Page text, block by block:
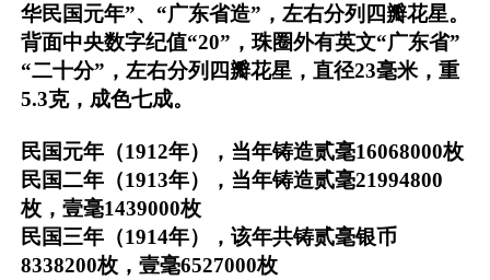
华民国元年”、“广东省造”，左右分列四瓣花星。
背面中央数字纪值“20”，珠圈外有英文“广东省”
“二十分”，左右分列四瓣花星，直径23毫米，重
5.3克，成色七成。
民国元年（1912年），当年铸造贰毫16068000枚
民国二年（1913年），当年铸造贰毫21994800
枚，壹毫1439000枚
民国三年（1914年），该年共铸贰毫银币
8338200枚，壹毫6527000枚